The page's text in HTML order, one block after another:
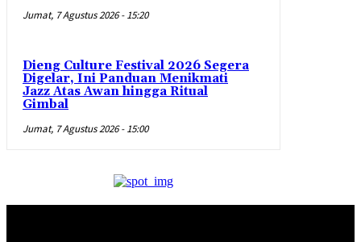
Jumat, 7 Agustus 2026 - 15:20
Dieng Culture Festival 2026 Segera
Digelar, Ini Panduan Menikmati
Jazz Atas Awan hingga Ritual
Gimbal
Jumat, 7 Agustus 2026 - 15:00